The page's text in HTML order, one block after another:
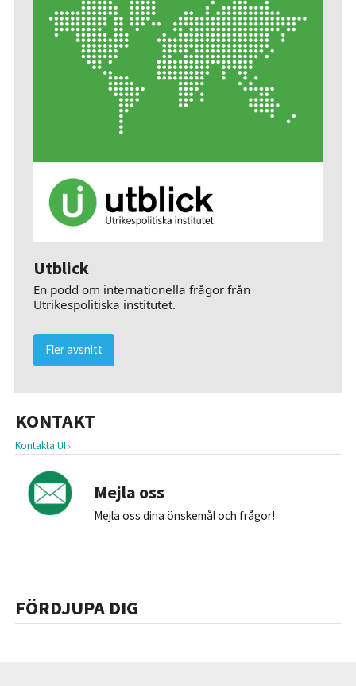
Utblick
En podd om internationella frågor från
Utrikespolitiska institutet.
Fler avsnitt
KONTAKT
Kontakta UI
Mejla oss
Mejla oss dina önskemål och frågor!
FÖRDJUPA DIG